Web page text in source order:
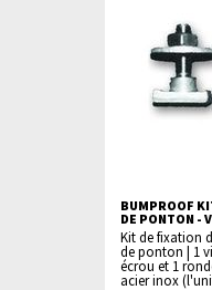
BUMPROOF
DE PONTON -
Kit de fixation
de ponton | 1
écrou et 1
acier inox